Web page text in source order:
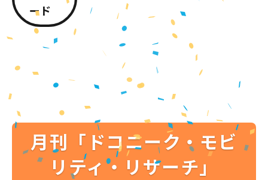
ード
月刊「ドコニーク・モビ
リティ・リサーチ」